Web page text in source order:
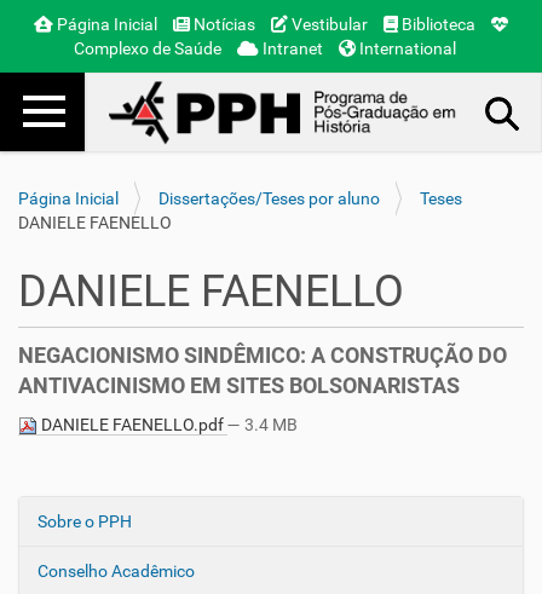
Página Inicial Notícias Vestibular
Biblioteca
Complexo de Saúde
Intranet International
Toggle navigation
Página Inicial
Dissertações/Teses por aluno
Teses
DANIELE FAENELLO
N
Sobre o PPH
Conselho Acadêmico
DANIELE FAENELLO
NEGACIONISMO SINDÊMICO: A CONSTRUÇÃO DO
ANTIVACINISMO EM SITES BOLSONARISTAS
DANIELE FAENELLO.pdf— 3.4 MB